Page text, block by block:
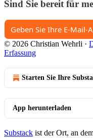
Sind Sie bereit für
© 2026 Christian Wehrli ·
Erfassung
Starten Sie Ihre
App herunterladen
Substack ist der Ort, an